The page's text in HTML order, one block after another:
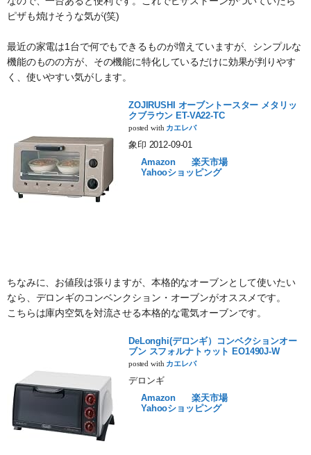
ピザも焼けそうな気が(笑)
最近の家電は1台で何でもできるものが増えていますが、シンプルな
機能のものの方が、その機能に特化しているだけに効果が判りやす
く、使いやすい気がします。
ZOJIRUSHI オーブントースター メタリッ
クブラウン ET-VA22-TC
posted with カエレバ
象印 2012-09-01
Amazon
楽天市場
Yahooショッピング
ちなみに、お値段は張りますが、本格的なオーブンとして使いたい
なら、デロンギのコンベンクション・オーブンがオススメです。
こちらは庫内空気を対流させる本格的な電気オーブンです。
DeLonghi(デロンギ）コンベクションオー
ブン スフォルナトゥット EO1490J-W
posted with カエレバ
デロンギ
Amazon
楽天市場
Yahooショッピング